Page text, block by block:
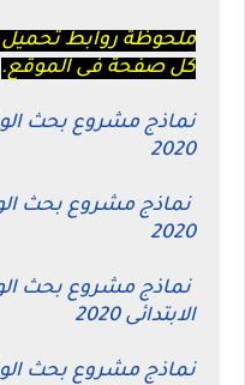
ملحوظة روابط
كل صفحة فى الموقع.
نماذج مشروع بحث
2020
نماذج مشروع بحث
2020
نماذج مشروع بحث
الابتدائى 2020
نماذج مشروع بحث